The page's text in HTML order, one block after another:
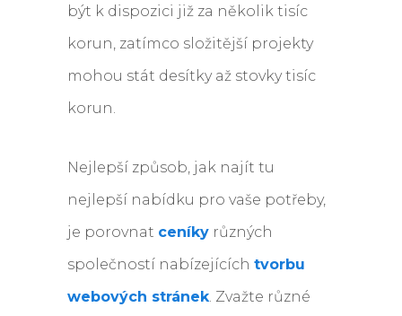
být k dispozici již za několik tisíc
korun, zatímco složitější projekty
mohou stát desítky až stovky tisíc
korun.
Nejlepší způsob, jak najít tu
nejlepší nabídku pro vaše potřeby,
je porovnat ceníkyrůzných
společností nabízejících tvorbu
webových stránek. Zvažte různé